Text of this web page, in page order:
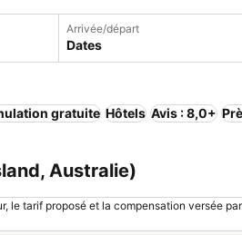
Arrivée/départ
Dates
gratuite Hôtels Avis : 8,0+
Australie)
le tarif proposé et la compensation versée